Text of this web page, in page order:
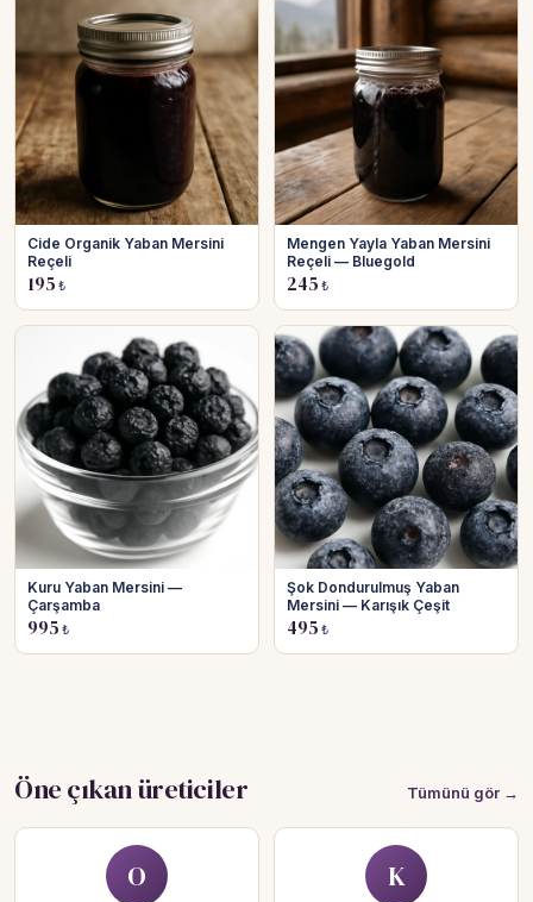
Cide Organik Yaban Mersini
Reçeli
195 ₺
Mengen Yayla Yaban Mersini
Reçeli — Bluegold
245 ₺
Kuru Yaban Mersini —
Çarşamba
995 ₺
Şok Dondurulmuş Yaban
Mersini — Karışık Çeşit
495 ₺
Öne çıkan üreticiler Tümünü gör →
O K